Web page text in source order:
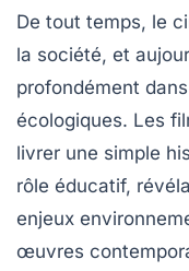
De tout temps, le
la société, et
profondément
écologiques. Les
livrer une simple
rôle éducatif,
enjeux
œuvres